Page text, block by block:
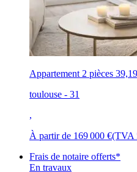
Appartement 2 pièces
toulouse - 31
,
À partir de 169 000 €(TVA
Frais de notaire offerts*
En travaux